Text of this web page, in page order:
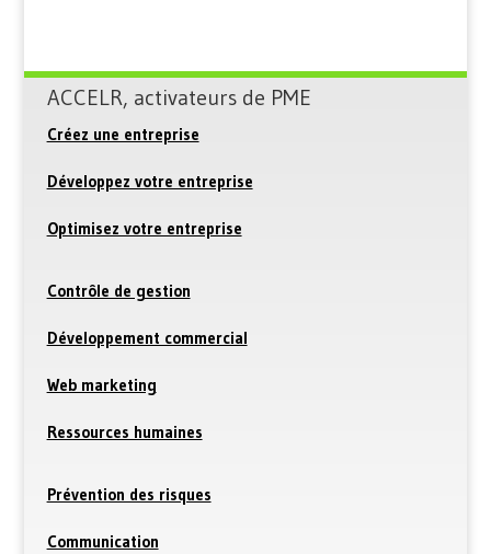
ACCELR, activateurs de PME
Créez une entreprise
Développez votre entreprise
Optimisez votre entreprise
Contrôle de gestion
Développement commercial
Web marketing
Ressources humaines
Prévention des risques
Communication